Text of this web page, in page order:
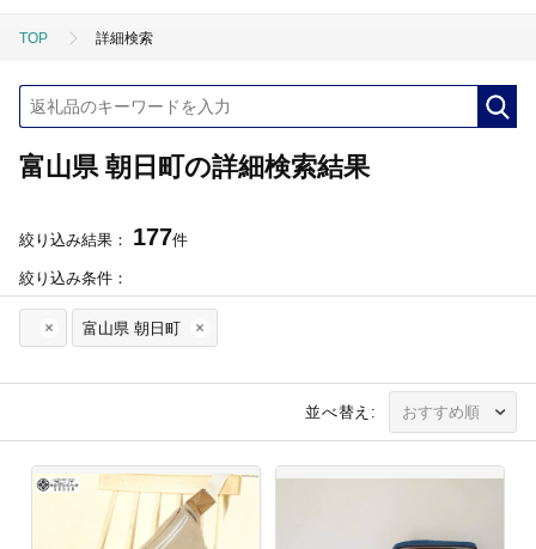
TOP 詳細検索
富山県 朝日町の詳細検索結果
絞り込み結果： 177件
絞り込み条件：
富山県 朝日町
並べ替え: